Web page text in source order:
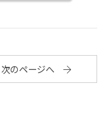
次のページへ